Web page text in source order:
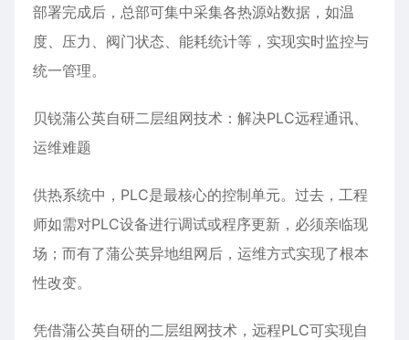
部署完成后，总部可集中采集各热源站数据，如温
度、压力、阀门状态、能耗统计等，实现实时监控与
统一管理。
贝锐蒲公英自研二层组网技术：解决PLC远程通讯、
运维难题
供热系统中，PLC是最核心的控制单元。过去，工程
师如需对PLC设备进行调试或程序更新，必须亲临现
场；而有了蒲公英异地组网后，运维方式实现了根本
性改变。
凭借蒲公英自研的二层组网技术，远程PLC可实现自